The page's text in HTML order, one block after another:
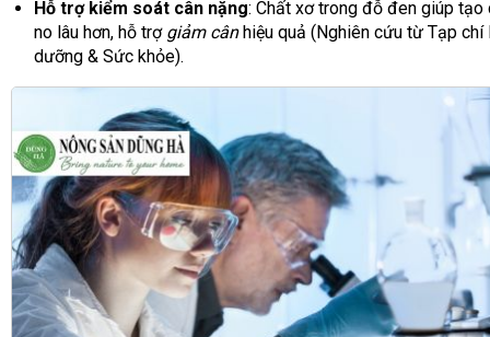
Hỗ trợ kiểm soát cân nặng: Chất xơ trong đỗ đen giúp tạo
no lâu hơn, hỗ trợgiảm cânhiệu quả (Nghiên cứu từ Tạp chí
dưỡng & Sức khỏe).